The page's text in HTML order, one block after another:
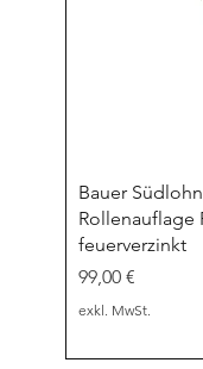
Bauer Südlohn
Rollenauflage
feuerverzinkt
Preis
99,00 €
exkl. MwSt.